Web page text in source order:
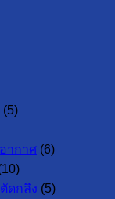
(5)
ากาศ (6)
ดกลึง (5)